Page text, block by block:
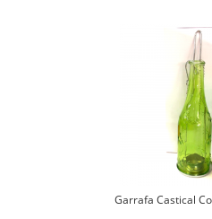
Garrafa Castical